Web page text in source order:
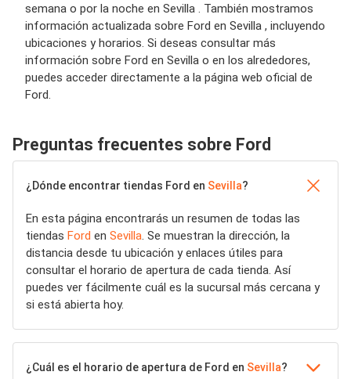
semana o por la noche en Sevilla . También mostramos
información actualizada sobre Ford en Sevilla , incluyendo
ubicaciones y horarios. Si deseas consultar más
información sobre Ford en Sevilla o en los alrededores,
puedes acceder directamente a la página web oficial de
Ford.
Preguntas frecuentes sobre Ford
¿Dónde encontrar tiendas Ford en Sevilla?
En esta página encontrarás un resumen de todas las
tiendas Ford en Sevilla. Se muestran la dirección, la
distancia desde tu ubicación y enlaces útiles para
consultar el horario de apertura de cada tienda. Así
puedes ver fácilmente cuál es la sucursal más cercana y
si está abierta hoy.
¿Cuál es el horario de apertura de Ford en Sevilla?